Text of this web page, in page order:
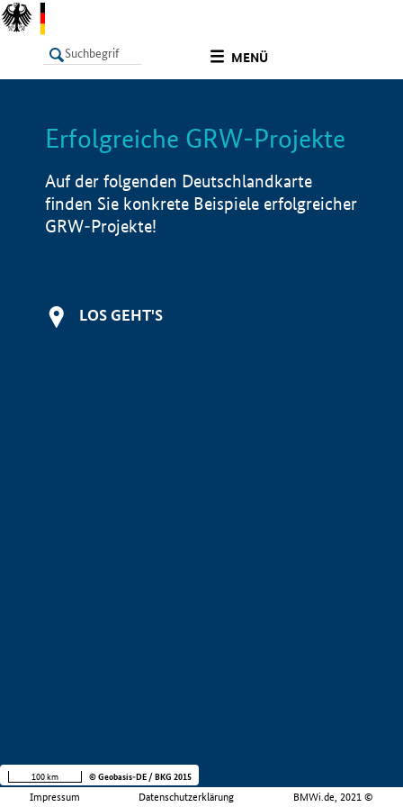
MENÜ
LISTE Info
Erfolgreiche GRW-Projekte
Auf der folgenden Deutschlandkarte
finden Sie konkrete Beispiele erfolgreicher
GRW-Projekte!
LOS GEHT'S
Impressum Datenschutzerklärung BMWi.de, 2021 ©
100 km © Geobasis-DE / BKG 2015